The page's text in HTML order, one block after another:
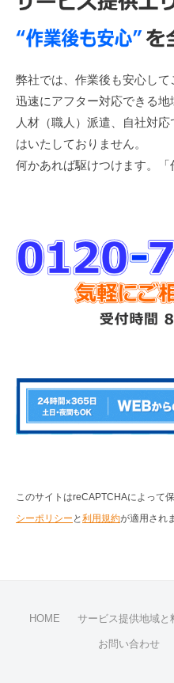
弊社では、作業後も安心し
迅速にアフター対応できる
人材（職人）派遣、自社対
はいたしておりません。
何かあれば駆けつけます。「
このサイトはreCAPTCHAによって
シーポリシー と 利用規約が適用され
HOME サービス提供地域と
お問い合わせ